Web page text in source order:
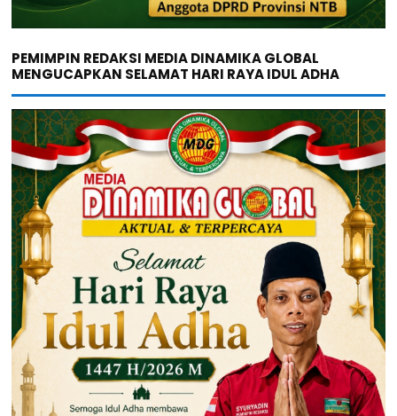
PEMIMPIN REDAKSI MEDIA DINAMIKA GLOBAL
MENGUCAPKAN SELAMAT HARI RAYA IDUL ADHA